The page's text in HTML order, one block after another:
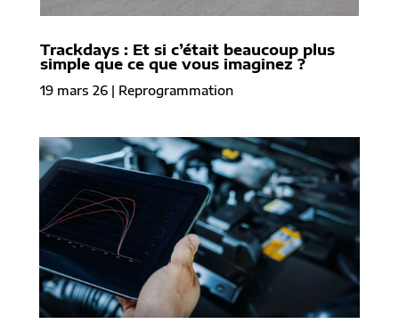
Trackdays : Et si c’était beaucoup plus
simple que ce que vous imaginez ?
19 mars 26| Reprogrammation